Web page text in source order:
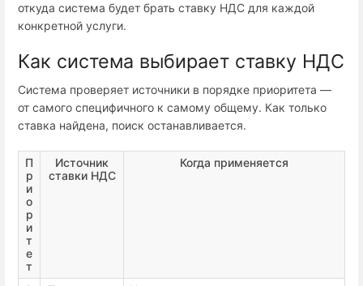
откуда система будет брать ставку НДС для каждой
конкретной услуги.
Как система выбирает ставку НДС
Система проверяет источники в порядке приоритета —
от самого специфичного к самому общему. Как только
ставка найдена, поиск останавливается.
П
р
и
о
р
и
т
е
т
Источник
ставки НДС
Когда применяется